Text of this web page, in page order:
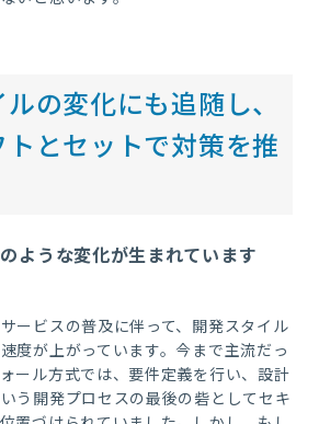
の変化にも追随し、
とセットで対策を推
ような変化が生まれています
ービスの普及に伴って、開発スタイル
度が上がっています。今まで主流だっ
ール方式では、要件定義を行い、設計
う開発プロセスの最後の砦としてセキ